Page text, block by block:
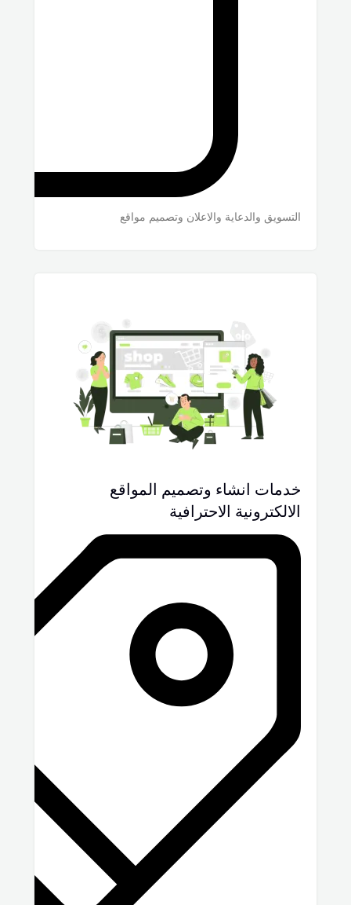
التسويق والدعاية والاعلان وتصميم مواقع
خدمات انشاء وتصميم المواقع
الالكترونية الاحترافية